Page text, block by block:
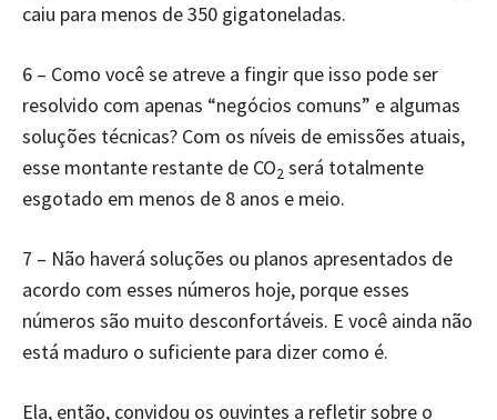
caiu para menos de 350 gigatoneladas.
6 – Como você se atreve a fingir que isso pode ser
resolvido com apenas “negócios comuns” e algumas
soluções técnicas? Com os níveis de emissões atuais,
esse montante restante de CO2 será totalmente
esgotado em menos de 8 anos e meio.
7 – Não haverá soluções ou planos apresentados de
acordo com esses números hoje, porque esses
números são muito desconfortáveis. E você ainda não
está maduro o suficiente para dizer como é.
Ela, então, convidou os ouvintes a refletir sobre o